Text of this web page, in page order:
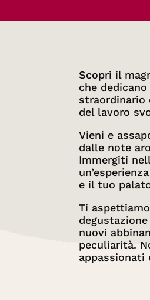
Scopri il
che
straordinario
del lavoro
Vieni e
dalle note
Immergiti
e il tuo
Ti
nuovi
peculiarità.
appassionati